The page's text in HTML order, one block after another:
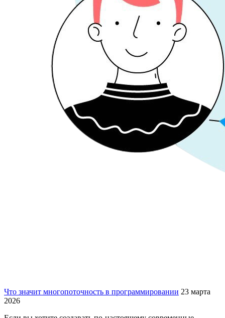
Что значит многопоточность в программировании 23 марта
2026